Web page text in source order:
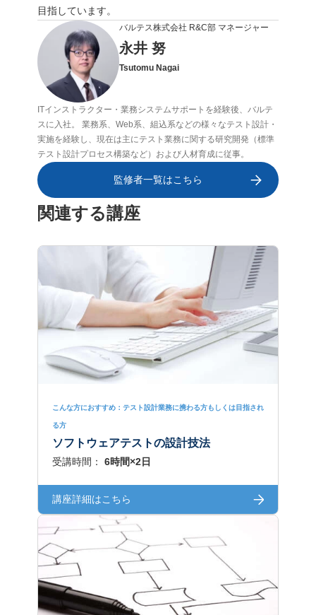
目指しています。
バルテス株式会社 R&C部 マネージャー
永井 努
Tsutomu Nagai
ITインストラクター・業務システムサポートを経験後、バルテ
スに入社。 業務系、Web系、組込系などの様々なテスト設計・
実施を経験し、現在は主にテスト業務に関する研究開発（標準
テスト設計プロセス構築など）および人材育成に従事。
監修者一覧はこちら
関連する講座
こんな方におすすめ：テスト設計業務に携わる方もしくは目指され
る方
ソフトウェアテストの設計技法
受講時間： 6時間×2日
講座詳細はこちら